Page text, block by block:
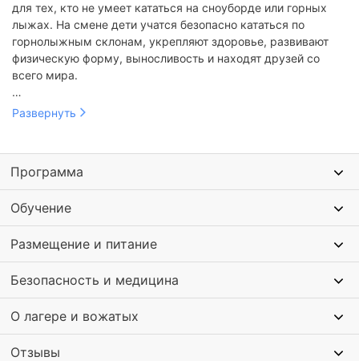
для тех, кто не умеет кататься на сноуборде или горных
лыжах. На смене дети учатся безопасно кататься по
горнолыжным склонам, укрепляют здоровье, развивают
физическую форму, выносливость и находят друзей со
всего мира.
Программа лагеря состоит из занятий по горным лыжам и
тренеров ребята пробуют себя на горнолыжном склоне.
Также в программе прогулки по горной Болгарии, выезд в
город для шопинга, посещение ресторана болгарской
кухни. Для детей организуются вечерние мероприятия,
творческие конкурсы, соревнования по настольным и
интеллектуальным играм.
Развернуть
Программа
Обучение
Размещение и питание
Безопасность и медицина
О лагере и вожатых
Отзывы